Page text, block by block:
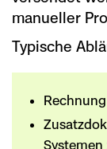
manueller
Typische